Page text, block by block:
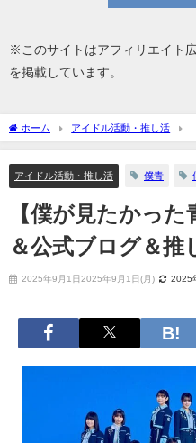
※このサイトはアフィリエイト
を掲載しています。
ホーム アイドル活動・推し活
アイドル活動・推し活 僕青
【僕が見たかっ
＆公式ブログ＆推
2025年9月1日2025年9月1日(月) 2025